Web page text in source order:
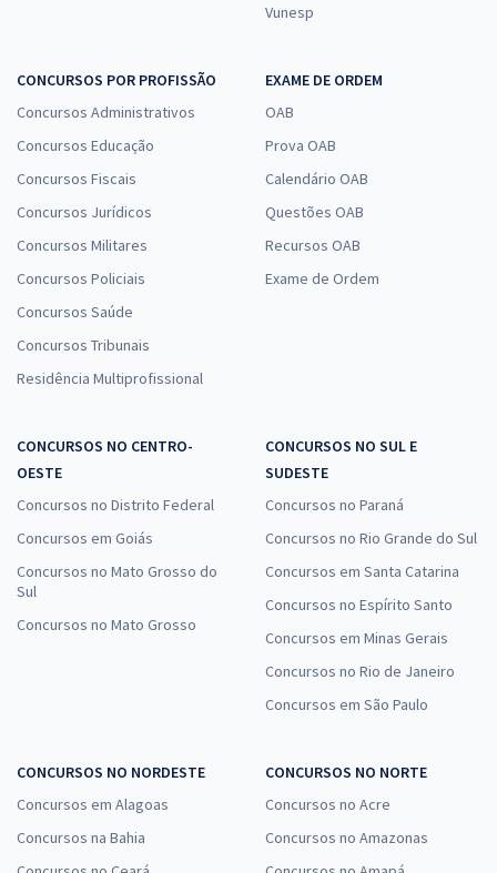
Vunesp
CONCURSOS POR PROFISSÃO
Concursos Administrativos
Concursos Educação
Concursos Fiscais
Concursos Jurídicos
Concursos Militares
Concursos Policiais
Concursos Saúde
Concursos Tribunais
Residência Multiprofissional
EXAME DE ORDEM
OAB
Prova OAB
Calendário OAB
Questões OAB
Recursos OAB
Exame de Ordem
CONCURSOS NO CENTRO-
OESTE
Concursos no Distrito Federal
Concursos em Goiás
Concursos no Mato Grosso do
Sul
Concursos no Mato Grosso
CONCURSOS NO SUL E
SUDESTE
Concursos no Paraná
Concursos no Rio Grande do Sul
Concursos em Santa Catarina
Concursos no Espírito Santo
Concursos em Minas Gerais
Concursos no Rio de Janeiro
Concursos em São Paulo
CONCURSOS NO NORDESTE
Concursos em Alagoas
Concursos na Bahia
CONCURSOS NO NORTE
Concursos no Acre
Concursos no Amazonas